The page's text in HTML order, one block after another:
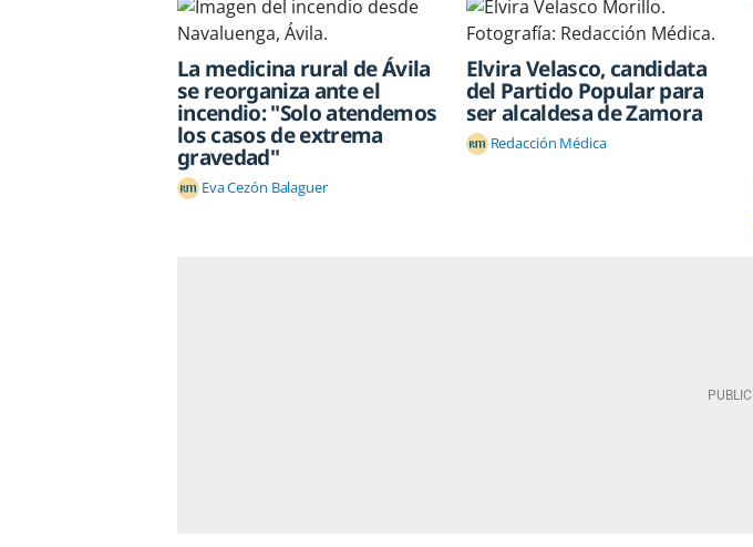
La medicina rural de Ávila
se reorganiza ante el
incendio: "Solo atendemos
los casos de extrema
gravedad"
Eva Cezón Balaguer
Elvira Velasco, candidata
del Partido Popular para
ser alcaldesa de Zamora
Redacción Médica